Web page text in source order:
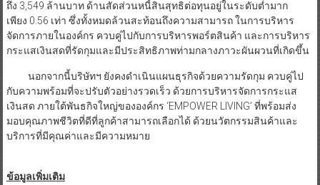
ถึง 3,549 ล้านบาท ด้านสัดส่วนหนี้สินสุทธิต่อทุนอยู่ในระดับต่ำมาก
เพียง 0.56 เท่า ซึ่งทั้งหมดล้วนสะท้อนถึงความสามารถ ในการบริหาร
จัดการภายในองค์กร ควบคู่ไปกับการบริหารพอร์ตสินค้า และการบริหาร
กระแสเงินสดที่รัดกุมและมีประสิทธิภาพท่ามกลางภาวะผันผวนที่เกิดขึ้น
นอกจากนี้บริษัทฯ ยังคงดำเนินแผนธุรกิจด้วยความรัดกุม ควบคู่ไป
กับความพร้อมที่จะปรับตัวอย่างรวดเร็ว ด้วยการบริหารจัดการกระแส
เงินสด ภายใต้พันธกิจใหญ่ขององค์กร ‘EMPOWER LIVING’ ที่พร้อมส่ง
มอบคุณภาพชีวิตที่ดีที่ลูกค้าสามารถเลือกได้ ด้วยนวัตกรรมสินค้าและ
บริการที่มีคุณค่าและมีความหมาย
ข้อมูลเพิ่มเติม